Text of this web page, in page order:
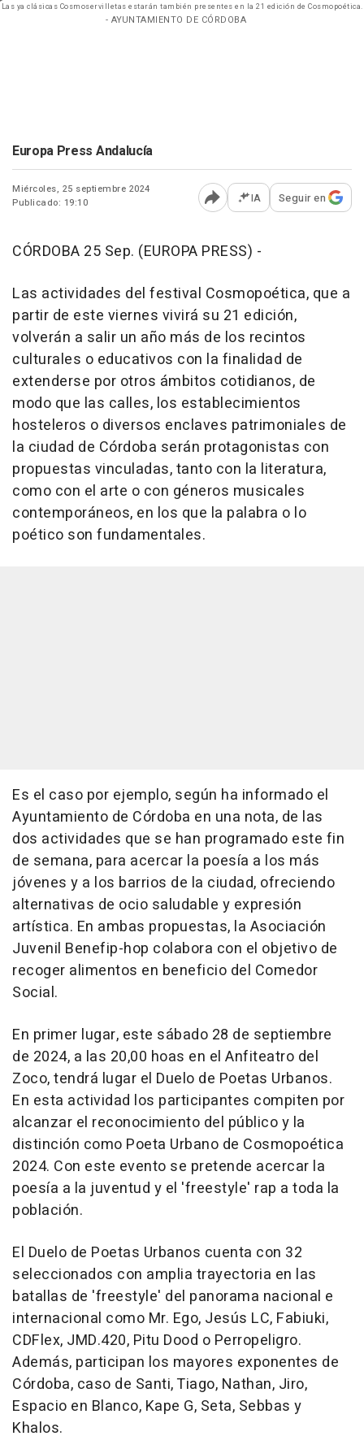
Las ya clásicas Cosmoservilletas estarán también presentes en la 21 edición de Cosmopoética.
- AYUNTAMIENTO DE CÓRDOBA
Europa Press Andalucía
Miércoles, 25 septiembre 2024
Publicado: 19:10
Abrir opciones para
IA Seguir en
CÓRDOBA 25 Sep. (EUROPA PRESS) -
Las actividades del festival Cosmopoética, que a
partir de este viernes vivirá su 21 edición,
volverán a salir un año más de los recintos
culturales o educativos con la finalidad de
extenderse por otros ámbitos cotidianos, de
modo que las calles, los establecimientos
hosteleros o diversos enclaves patrimoniales de
la ciudad de Córdoba serán protagonistas con
propuestas vinculadas, tanto con la literatura,
como con el arte o con géneros musicales
contemporáneos, en los que la palabra o lo
poético son fundamentales.
Es el caso por ejemplo, según ha informado el
Ayuntamiento de Córdoba en una nota, de las
dos actividades que se han programado este fin
de semana, para acercar la poesía a los más
jóvenes y a los barrios de la ciudad, ofreciendo
alternativas de ocio saludable y expresión
artística. En ambas propuestas, la Asociación
Juvenil Benefip-hop colabora con el objetivo de
recoger alimentos en beneficio del Comedor
Social.
En primer lugar, este sábado 28 de septiembre
de 2024, a las 20,00 hoas en el Anfiteatro del
Zoco, tendrá lugar el Duelo de Poetas Urbanos.
En esta actividad los participantes compiten por
alcanzar el reconocimiento del público y la
distinción como Poeta Urbano de Cosmopoética
2024. Con este evento se pretende acercar la
poesía a la juventud y el 'freestyle' rap a toda la
población.
El Duelo de Poetas Urbanos cuenta con 32
seleccionados con amplia trayectoria en las
batallas de 'freestyle' del panorama nacional e
internacional como Mr. Ego, Jesús LC, Fabiuki,
CDFlex, JMD.420, Pitu Dood o Perropeligro.
Además, participan los mayores exponentes de
Córdoba, caso de Santi, Tiago, Nathan, Jiro,
Espacio en Blanco, Kape G, Seta, Sebbas y
Khalos.